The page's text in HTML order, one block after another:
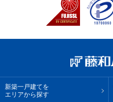
新築一戸建てを
エリアから探す